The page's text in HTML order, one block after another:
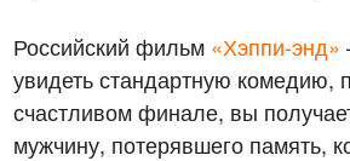
Российский фильм «Хэппи-энд»
увидеть стандартную комедию,
счастливом финале, вы
мужчину, потерявшего память,